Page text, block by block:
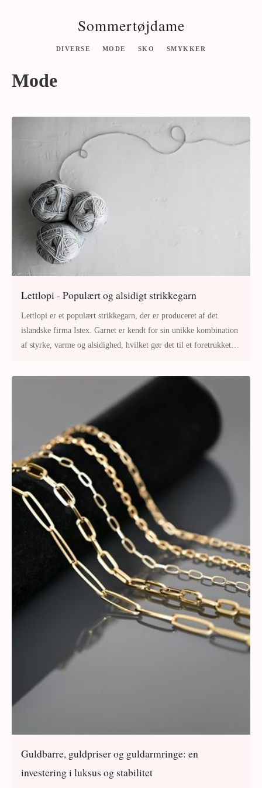
Sommertøjdame
DIVERSE MODE SKO SMYKKER
Mode
Lettlopi - Populært og alsidigt strikkegarn
Lettlopi er et populært strikkegarn, der er produceret af det
islandske firma Istex. Garnet er kendt for sin unikke kombination
af styrke, varme og alsidighed, hvilket gør det til et foretrukket
Guldbarre, guldpriser og guldarmringe: en
investering i luksus og stabilitet